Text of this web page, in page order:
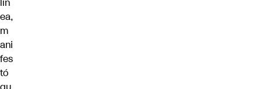
ea,
m
ani
fes
tó